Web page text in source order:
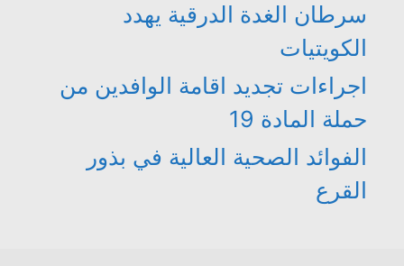
سرطان الغدة الدرقية يهدد
الكويتيات
اجراءات تجديد اقامة الوافدين من
حملة المادة 19
الفوائد الصحية العالية في بذور
القرع